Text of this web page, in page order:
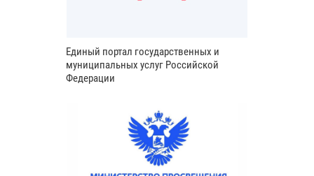
Единый портал государственных и
муниципальных услуг Российской
Федерации